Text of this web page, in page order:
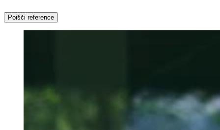
Poišči reference